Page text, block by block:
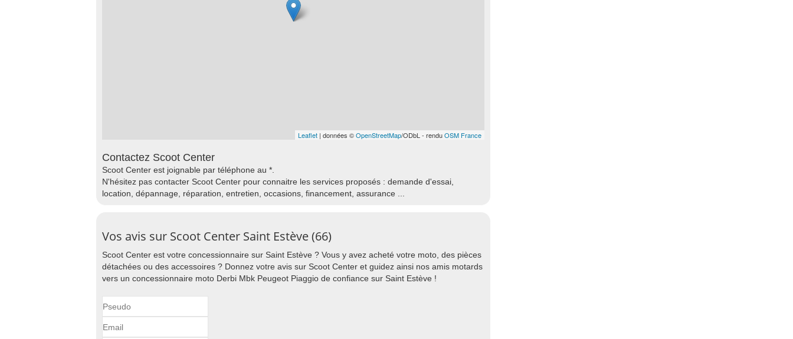
Leaflet | données ©OpenStreetMap/ODbL - renduOSM France
Contactez Scoot Center
Scoot Center est joignable par téléphone au *.
N'hésitez pas contacter Scoot Center pour connaitre les services proposés : demande d'essai,
location, dépannage, réparation, entretien, occasions, financement, assurance ...
Vos avis sur Scoot Center Saint Estève (66)
Scoot Center est votre concessionnaire sur Saint Estève ? Vous y avez acheté votre moto, des pièces
détachées ou des accessoires ? Donnez votre avis sur Scoot Center et guidez ainsi nos amis motards
vers un concessionnaire moto Derbi Mbk Peugeot Piaggio de confiance sur Saint Estève !